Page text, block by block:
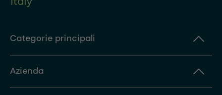
Categorie principali
Azienda